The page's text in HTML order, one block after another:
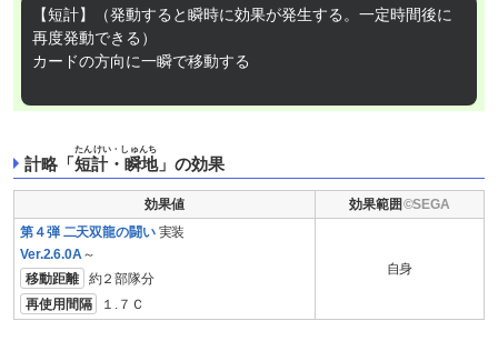
【短計】（発動すると瞬時に効果が発生する。一定時間後に
再度発動できる）
カードの方向に一瞬で移動する
計略「 短計・瞬地
たんけい・しゅんち
」の効果
効果値
効果範囲
第４弾 二天双龍の闘い実装
Ver.2.6.0A ～
移動距離
約２部隊分
再使用間隔
１.７Ｃ
自身